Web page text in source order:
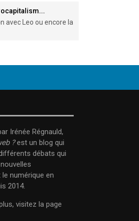
avec Leo ou encore la
Irénée Régnauld,
?est un blog qui
débats qui
numérique en
2014.
visitez la page